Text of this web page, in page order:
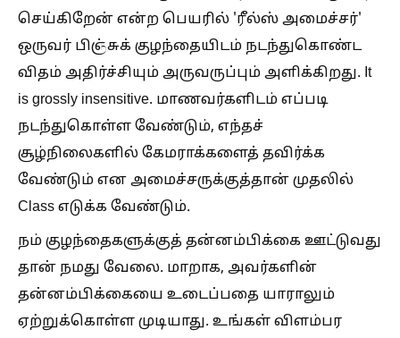
செய்கிறேன் என்ற பெயரில் 'ரீல்ஸ் அமைச்சர்'
ஒருவர் பிஞ்சுக் குழந்தையிடம் நடந்துகொண்ட
விதம் அதிர்ச்சியும் அருவருப்பும் அளிக்கிறது. It
is grossly insensitive. மாணவர்களிடம் எப்படி
நடந்துகொள்ள வேண்டும், எந்தச்
சூழ்நிலைகளில் கேமராக்களைத் தவிர்க்க
வேண்டும் என அமைச்சருக்குத்தான் முதலில்
Class எடுக்க வேண்டும்.
நம் குழந்தைகளுக்குத் தன்னம்பிக்கை ஊட்டுவது
தான் நமது வேலை. மாறாக, அவர்களின்
தன்னம்பிக்கையை உடைப்பதை யாராலும்
ஏற்றுக்கொள்ள முடியாது. உங்கள் விளம்பர